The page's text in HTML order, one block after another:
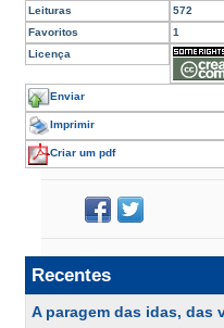
Leituras
572
Favoritos
1
Licença
Enviar
Imprimir
Criar um pdf
Recentes
A paragem das idas, das